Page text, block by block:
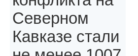
Северном
Кавказе стали